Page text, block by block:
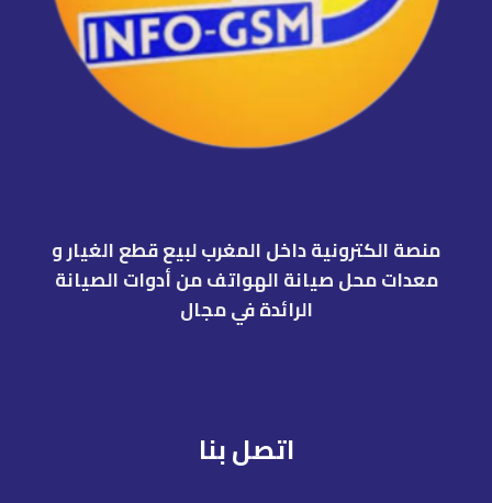
منصة الكترونية داخل المغرب لبيع قطع الغيار و
معدات محل صيانة الهواتف من أدوات الصيانة
الرائدة في مجال
اتصل بنا